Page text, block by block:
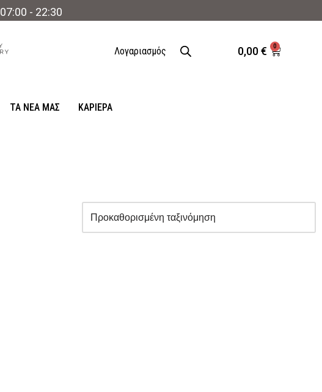
07:00 - 22:30
Λογαριασμός 0,00€ 0
ΤΑ ΝΈΑ ΜΑΣ ΚΑΡΙΈΡΑ